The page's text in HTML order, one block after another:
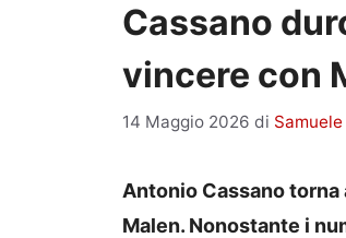
Cassano
vincere con
14 Maggio 2026 di
Antonio Cassano
Malen. Nonostante i